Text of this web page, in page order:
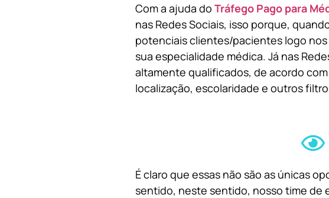
Com a ajuda do Tráfego Pago para
nas Redes Sociais, isso porque,
potenciais clientes/pacientes logo
sua especialidade médica. Já nas
altamente qualificados, de acordo
localização, escolaridade e outros
É claro que essas não são as únicas
sentido, neste sentido, nosso time de